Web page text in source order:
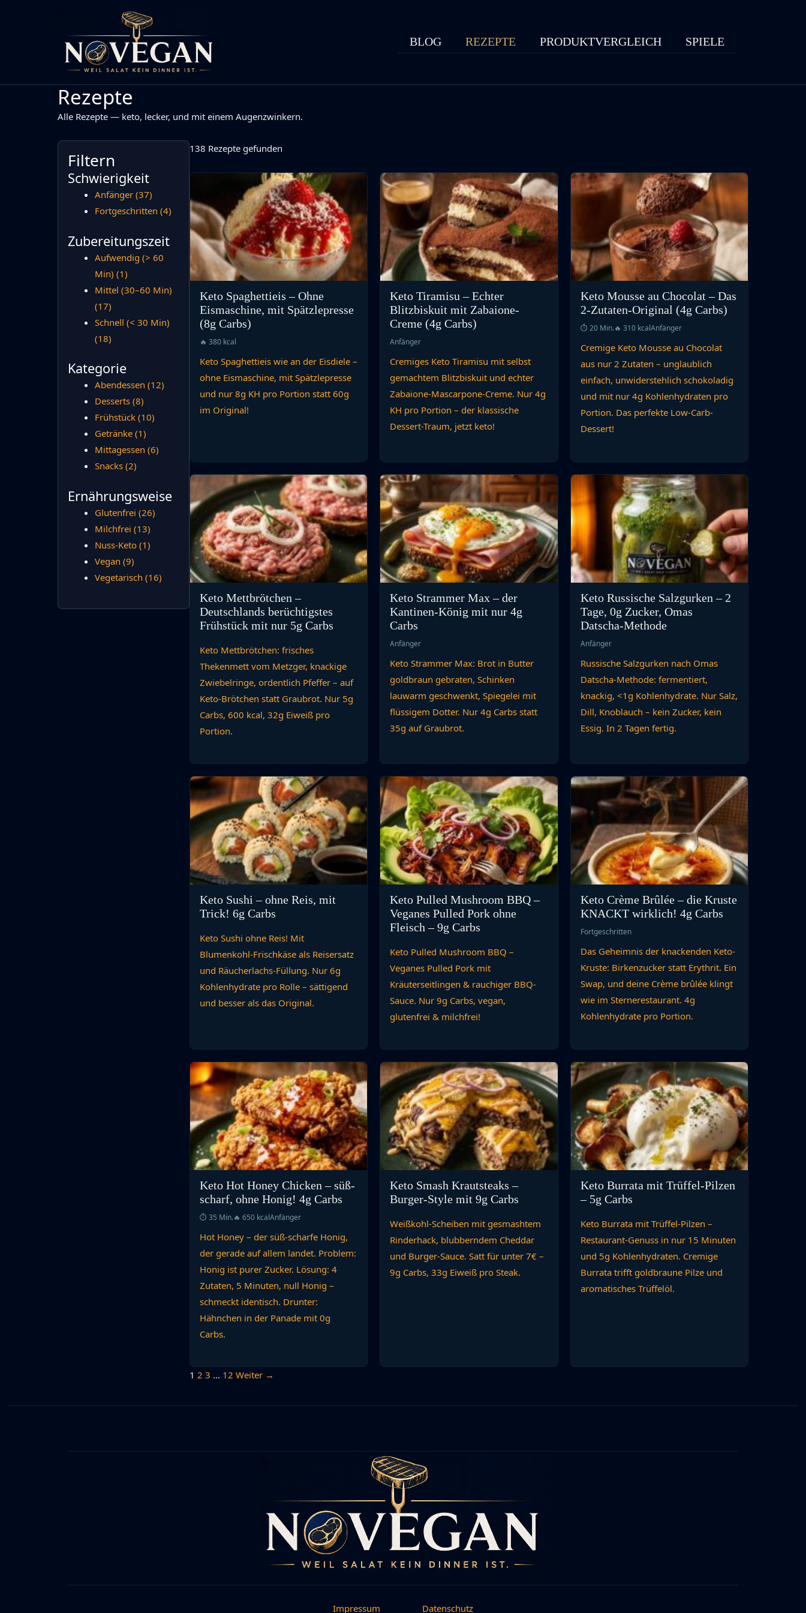
BLOG REZEPTE PRODUKTVERGLEICH SPIELE
Rezepte
Alle Rezepte — keto, lecker, und mit einem Augenzwinkern.
Filtern
Schwierigkeit
Anfänger (37)
Fortgeschritten (4)
Zubereitungszeit
Aufwendig (> 60
Min) (1)
Mittel (30–60 Min)
(17)
Schnell (< 30 Min)
(18)
Kategorie
Abendessen (12)
Desserts (8)
Frühstück (10)
Getränke (1)
Mittagessen (6)
Snacks (2)
Ernährungsweise
Glutenfrei (26)
Milchfrei (13)
Nuss-Keto (1)
Vegan (9)
Vegetarisch (16)
138 Rezepte gefunden
Keto Spaghettieis – Ohne
Eismaschine, mit Spätzlepresse
(8g Carbs)
🔥 380 kcal
Keto Spaghettieis wie an der Eisdiele –
ohne Eismaschine, mit Spätzlepresse
und nur 8g KH pro Portion statt 60g
im Original!
Keto Tiramisu – Echter
Blitzbiskuit mit Zabaione-
Creme (4g Carbs)
Anfänger
Cremiges Keto Tiramisu mit selbst
gemachtem Blitzbiskuit und echter
Zabaione-Mascarpone-Creme. Nur 4g
KH pro Portion – der klassische
Dessert-Traum, jetzt keto!
Keto Mousse au Chocolat – Das
2-Zutaten-Original (4g Carbs)
⏱ 20 Min.🔥 310 kcalAnfänger
Cremige Keto Mousse au Chocolat
aus nur 2 Zutaten – unglaublich
einfach, unwiderstehlich schokoladig
und mit nur 4g Kohlenhydraten pro
Portion. Das perfekte Low-Carb-
Dessert!
Keto Mettbrötchen –
Deutschlands berüchtigstes
Frühstück mit nur 5g Carbs
Keto Mettbrötchen: frisches
Thekenmett vom Metzger, knackige
Zwiebelringe, ordentlich Pfeffer – auf
Keto-Brötchen statt Graubrot. Nur 5g
Carbs, 600 kcal, 32g Eiweiß pro
Portion.
Keto Strammer Max – der
Kantinen-König mit nur 4g
Carbs
Anfänger
Keto Strammer Max: Brot in Butter
goldbraun gebraten, Schinken
lauwarm geschwenkt, Spiegelei mit
flüssigem Dotter. Nur 4g Carbs statt
35g auf Graubrot.
Keto Russische Salzgurken – 2
Tage, 0g Zucker, Omas
Datscha-Methode
Anfänger
Russische Salzgurken nach Omas
Datscha-Methode: fermentiert,
knackig, <1g Kohlenhydrate. Nur Salz,
Dill, Knoblauch – kein Zucker, kein
Essig. In 2 Tagen fertig.
Keto Sushi – ohne Reis, mit
Trick! 6g Carbs
Keto Sushi ohne Reis! Mit
Blumenkohl-Frischkäse als Reisersatz
und Räucherlachs-Füllung. Nur 6g
Kohlenhydrate pro Rolle – sättigend
und besser als das Original.
Keto Pulled Mushroom BBQ –
Veganes Pulled Pork ohne
Fleisch – 9g Carbs
Keto Pulled Mushroom BBQ –
Veganes Pulled Pork mit
Kräuterseitlingen & rauchiger BBQ-
Sauce. Nur 9g Carbs, vegan,
glutenfrei & milchfrei!
Keto Crème Brûlée – die Kruste
KNACKT wirklich! 4g Carbs
Fortgeschritten
Das Geheimnis der knackenden Keto-
Kruste: Birkenzucker statt Erythrit. Ein
Swap, und deine Crème brûlée klingt
wie im Sternerestaurant. 4g
Kohlenhydrate pro Portion.
Keto Hot Honey Chicken – süß-
scharf, ohne Honig! 4g Carbs
⏱ 35 Min.🔥 650 kcalAnfänger
Hot Honey – der süß-scharfe Honig,
der gerade auf allem landet. Problem:
Honig ist purer Zucker. Lösung: 4
Zutaten, 5 Minuten, null Honig –
schmeckt identisch. Drunter:
Hähnchen in der Panade mit 0g
Carbs.
Keto Smash Krautsteaks –
Burger-Style mit 9g Carbs
Weißkohl-Scheiben mit gesmashtem
Rinderhack, blubberndem Cheddar
und Burger-Sauce. Satt für unter 7€ –
9g Carbs, 33g Eiweiß pro Steak.
Keto Burrata mit Trüffel-Pilzen
– 5g Carbs
Keto Burrata mit Trüffel-Pilzen –
Restaurant-Genuss in nur 15 Minuten
und 5g Kohlenhydraten. Cremige
Burrata trifft goldbraune Pilze und
aromatisches Trüffelöl.
1 2 3 … 12 Weiter →
Impressum Datenschutz